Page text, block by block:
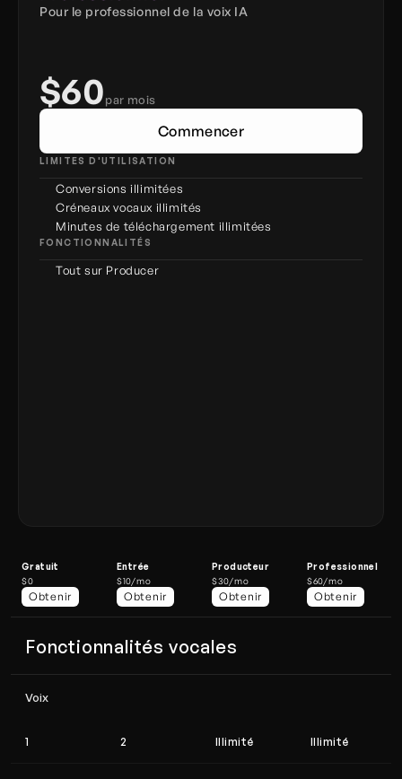
Pour le professionnel de la voix IA
$60par mois
Commencer
LIMITES D'UTILISATION
Conversions illimitées
Créneaux vocaux illimités
Minutes de téléchargement illimitées
FONCTIONNALITÉS
Tout sur Producer
Gratuit
$0
Obtenir
Entrée
$10/mo
Obtenir
Producteur
$30/mo
Obtenir
Professionnel
$60/mo
Obtenir
Fonctionnalités vocales
1 2 Illimité Illimité
Voix